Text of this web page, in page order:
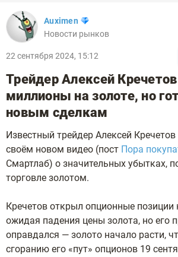
Auximen
Новости рынков
22 сентября 2024, 15:12
Трейдер Алексей
миллионы на золоте, но
новым сделкам
Известный трейдер Алексей
своём новом видео (пост Пора
Смартлаб) о значительных убытках,
торговле золотом.
Кречетов открыл опционные позиции
ожидая падения цены золота, но его
оправдался — золото начало расти,
сгоранию его «пут» опционов 19